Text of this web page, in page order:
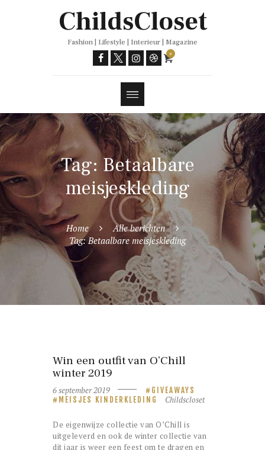
ChildsCloset
Fashion | Lifestyle | Interieur | Magazine
0
Tag: Betaalbare
meisjeskleding
Home
Alle berichten
Tag: Betaalbare meisjeskleding
Win een outfit van O’Chill
winter 2019
6 september 2019
GIVEAWAYS
MEISJES KINDERKLEDING
Childscloset
De eigenwijze collectie van O’Chill is
uitgeleverd en ook de winter collectie van
dit jaar is weer een feest om te dragen en